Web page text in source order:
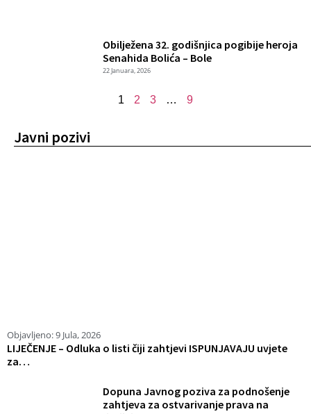
Obilježena 32. godišnjica pogibije heroja
Senahida Bolića – Bole
22 Januara, 2026
1 2 3 … 9
Javni pozivi
Objavljeno:9 Jula, 2026
LIJEČENJE – Odluka o listi čiji zahtjevi ISPUNJAVAJU uvjete
za…
Dopuna Javnog poziva za podnošenje
zahtjeva za ostvarivanje prava na